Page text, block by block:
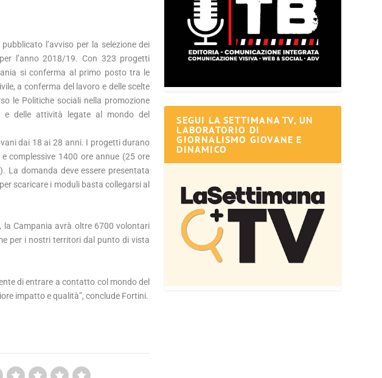
l’avviso per la selezione dei
l’anno 2018/19. Con 323 progetti
si conferma al primo posto tra le
a conferma del lavoro e delle scelte
le Politiche sociali nella promozione
delle attività legate al mondo del
dai 18 ai 28 anni. I progetti durano
complessive 1400 ore annue (25 ore
La domanda deve essere presentata
scaricare i moduli basta collegarsi al
la Campania avrà oltre 6700 volontari
per i nostri territori dal punto di vista
di entrare a contatto col mondo del
impatto e qualità”, conclude Fortini.
SEGUI LA SETTIMANA TV, UN
LABORATORIO DI
GIORNALISMO GIOVANE E
DINAMICO